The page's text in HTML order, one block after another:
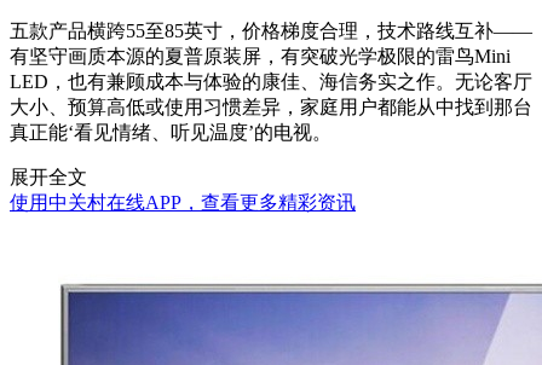
五款产品横跨55至85英寸，价格梯度合理，技术路线互补——
有坚守画质本源的夏普原装屏，有突破光学极限的雷鸟Mini
LED，也有兼顾成本与体验的康佳、海信务实之作。无论客厅
大小、预算高低或使用习惯差异，家庭用户都能从中找到那台
真正能‘看见情绪、听见温度’的电视。
展开全文
使用中关村在线APP，查看更多精彩资讯